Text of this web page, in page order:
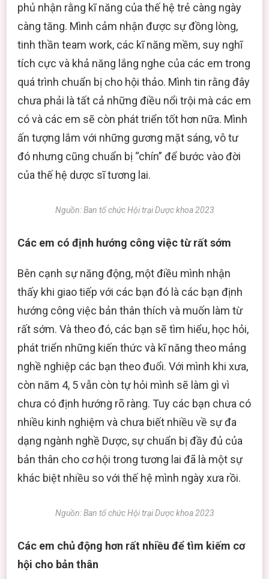
phủ nhận rằng kĩ năng của thế hệ trẻ càng ngày
càng tăng. Mình cảm nhận được sự đồng lòng,
tinh thần team work, các kĩ năng mềm, suy nghĩ
tích cực và khả năng lắng nghe của các em trong
quá trình chuẩn bị cho hội thảo. Mình tin rằng đây
chưa phải là tất cả những điều nổi trội mà các em
có và các em sẽ còn phát triển tốt hơn nữa. Mình
ấn tượng lắm với những gương mặt sáng, vô tư
đó nhưng cũng chuẩn bị “chín” để bước vào đời
của thế hệ dược sĩ tương lai.
Nguồn: Ban tổ chức Hội trại Dược khoa 2023
Các em có định hướng công việc từ rất sớm
Bên cạnh sự năng động, một điều mình nhận
thấy khi giao tiếp với các bạn đó là các bạn định
hướng công việc bản thân thích và muốn làm từ
rất sớm. Và theo đó, các bạn sẽ tìm hiểu, học hỏi,
phát triển những kiến thức và kĩ năng theo mảng
nghề nghiệp các bạn theo đuổi. Với mình khi xưa,
còn năm 4, 5 vẫn còn tự hỏi mình sẽ làm gì vì
chưa có định hướng rõ ràng. Tuy các bạn chưa có
nhiều kinh nghiệm và chưa biết nhiều về sự đa
dạng ngành nghề Dược, sự chuẩn bị đầy đủ của
bản thân cho cơ hội trong tương lai đã là một sự
khác biệt nhiều so với thế hệ mình ngày xưa rồi.
Nguồn: Ban tổ chức Hội trại Dược khoa 2023
Các em chủ động hơn rất nhiều để tìm kiếm cơ
hội cho bản thân